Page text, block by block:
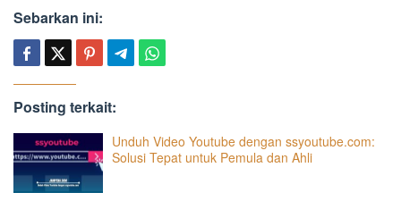
Sebarkan ini:
Posting terkait:
Unduh Video Youtube dengan ssyoutube.com:
Solusi Tepat untuk Pemula dan Ahli